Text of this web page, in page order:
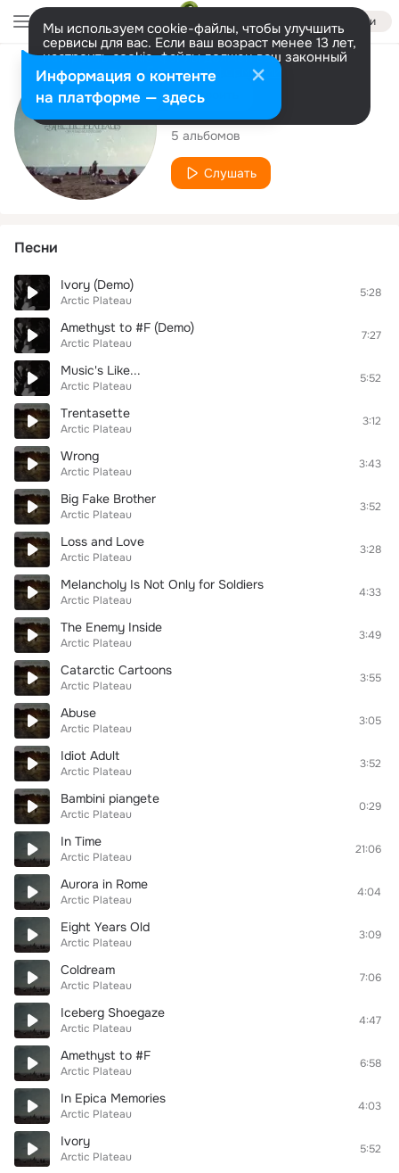
Войти
Мы используем cookie-файлы, чтобы улучшить
сервисы для вас. Если ваш возраст менее 13 лет,
настроить cookie-файлы должен ваш законный
представитель. Больше информации
Разрешить все Настроить
Исполнитель
Arctic Plateau
5 альбомов
Слушать
Песни
Ivory (Demo)
Arctic Plateau
5:28
Amethyst to #F (Demo)
Arctic Plateau
7:27
Music's Like...
Arctic Plateau
5:52
Trentasette
Arctic Plateau
3:12
Wrong
Arctic Plateau
3:43
Big Fake Brother
Arctic Plateau
3:52
Loss and Love
Arctic Plateau
3:28
Melancholy Is Not Only for Soldiers
Arctic Plateau
4:33
The Enemy Inside
Arctic Plateau
3:49
Catarctic Cartoons
Arctic Plateau
3:55
Abuse
Arctic Plateau
3:05
Idiot Adult
Arctic Plateau
3:52
Bambini piangete
Arctic Plateau
0:29
In Time
Arctic Plateau
21:06
Aurora in Rome
Arctic Plateau
4:04
Eight Years Old
Arctic Plateau
3:09
Coldream
Arctic Plateau
7:06
Iceberg Shoegaze
Arctic Plateau
4:47
Amethyst to #F
Arctic Plateau
6:58
In Epica Memories
Arctic Plateau
4:03
Ivory
Arctic Plateau
5:52
Информация о контенте
на платформе — здесь